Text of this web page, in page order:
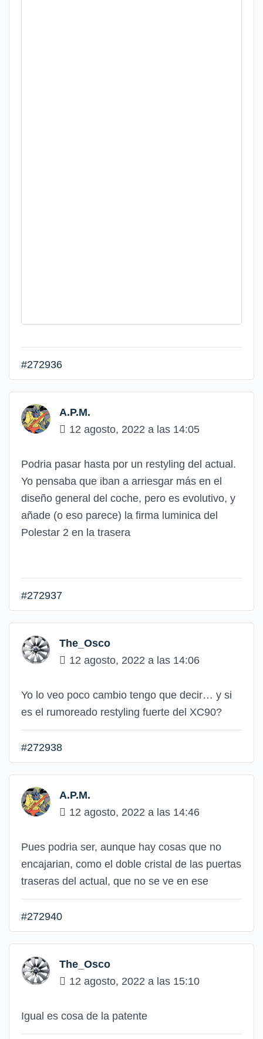
#272936
A.P.M.
12 agosto, 2022 a las 14:05
Podria pasar hasta por un restyling del actual.
Yo pensaba que iban a arriesgar más en el
diseño general del coche, pero es evolutivo, y
añade (o eso parece) la firma luminica del
Polestar 2 en la trasera
#272937
The_Osco
12 agosto, 2022 a las 14:06
Yo lo veo poco cambio tengo que decir… y si
es el rumoreado restyling fuerte del XC90?
#272938
A.P.M.
12 agosto, 2022 a las 14:46
Pues podria ser, aunque hay cosas que no
encajarian, como el doble cristal de las puertas
traseras del actual, que no se ve en ese
#272940
The_Osco
12 agosto, 2022 a las 15:10
Igual es cosa de la patente